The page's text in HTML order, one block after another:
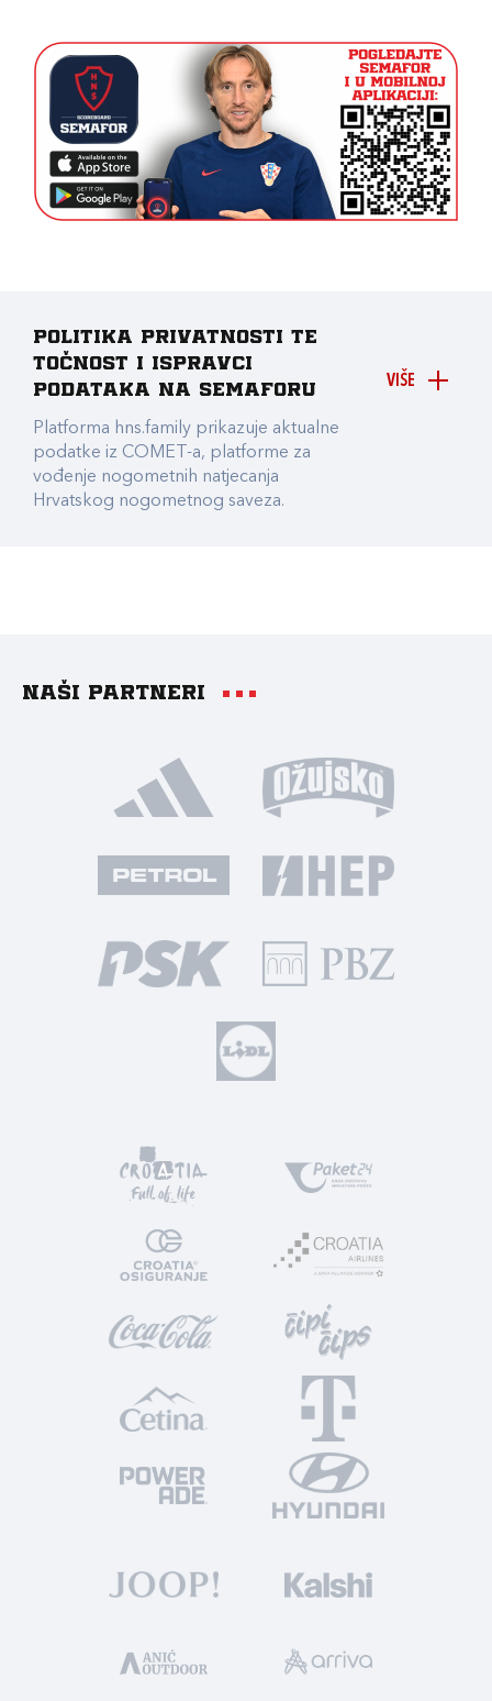
VIŠE
Politika privatnosti te
točnost i ispravci
podataka na Semaforu
Platforma hns.family prikazuje aktualne
podatke iz COMET-a, platforme za
vođenje nogometnih natjecanja
Hrvatskog nogometnog saveza.
Naši partneri